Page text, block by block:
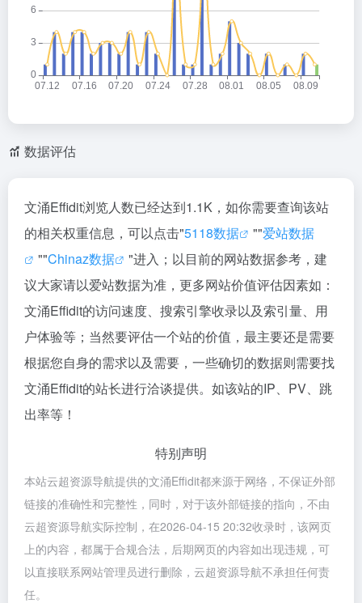
数据评估
文涌Effidit浏览人数已经达到1.1K，如你需要查询该站
的相关权重信息，可以点击"5118数据 ""爱站数据
""Chinaz数据
"进入；以目前的网站数据参考，建
议大家请以爱站数据为准，更多网站价值评估因素如：
文涌Effidit的访问速度、搜索引擎收录以及索引量、用
户体验等；当然要评估一个站的价值，最主要还是需要
根据您自身的需求以及需要，一些确切的数据则需要找
文涌Effidit的站长进行洽谈提供。如该站的IP、PV、跳
出率等！
特别声明
本站云超资源导航提供的文涌Effidit都来源于网络，不保证外部
链接的准确性和完整性，同时，对于该外部链接的指向，不由
云超资源导航实际控制，在2026-04-15 20:32收录时，该网页
上的内容，都属于合规合法，后期网页的内容如出现违规，可
以直接联系网站管理员进行删除，云超资源导航不承担任何责
任。